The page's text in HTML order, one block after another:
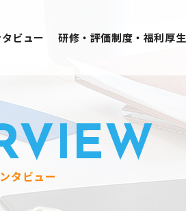
ビュー 研修・評価制度・福利厚生
タビュー